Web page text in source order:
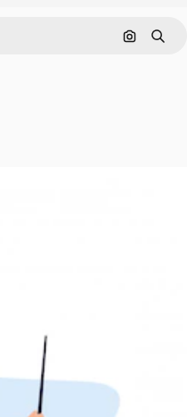
Поиск по
Поиск